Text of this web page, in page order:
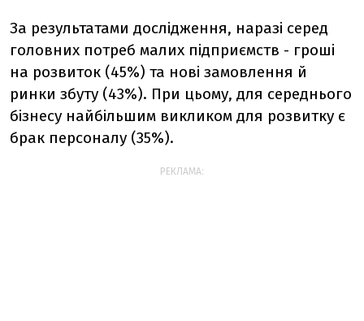
За результатами дослідження, наразі серед
головних потреб малих підприємств - гроші
на розвиток (45%) та нові замовлення й
ринки збуту (43%). При цьому, для середнього
бізнесу найбільшим викликом для розвитку є
брак персоналу (35%).
РЕКЛАМА: